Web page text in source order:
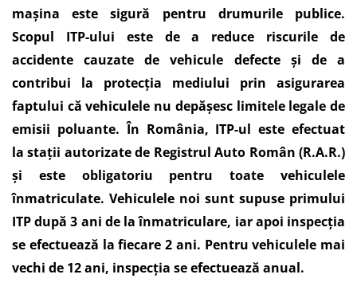
mașina este sigură pentru drumurile publice.
Scopul ITP-ului este de a reduce riscurile de
accidente cauzate de vehicule defecte și de a
contribui la protecția mediului prin asigurarea
faptului că vehiculele nu depășesc limitele legale de
emisii poluante. În România, ITP-ul este efectuat
la stații autorizate de Registrul Auto Român (R.A.R.)
și este obligatoriu pentru toate vehiculele
înmatriculate. Vehiculele noi sunt supuse primului
ITP după 3 ani de la înmatriculare, iar apoi inspecția
se efectuează la fiecare 2 ani. Pentru vehiculele mai
vechi de 12 ani, inspecția se efectuează anual.